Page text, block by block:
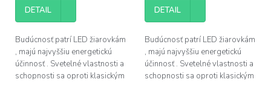
DETAIL
Budúcnosť patrí LED žiarovkám
, majú najvyššiu energetickú
účinnosť . Svetelné vlastnosti a
schopnosti sa oproti klasickým
DETAIL
Budúcnosť patrí LED žiarovkám
, majú najvyššiu energetickú
účinnosť . Svetelné vlastnosti a
schopnosti sa oproti klasickým